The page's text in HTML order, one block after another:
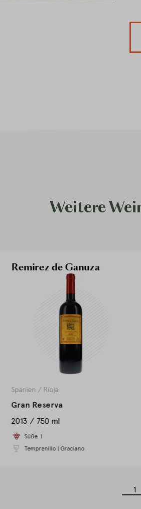
Weitere
1
Remirez de Ganuza
Spanien / Rioja
Gran Reserva
2013
750 ml
Süße:1
Tempranillo |Graciano